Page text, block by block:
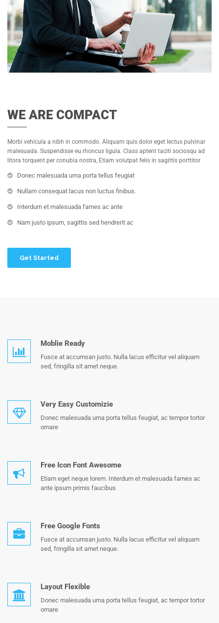
WE ARE COMPACT
Morbi vehicula a nibh in commodo. Aliquam quis dolor eget lectus pulvinar
malesuada. Suspendisse eu rhoncus ligula. Class aptent taciti sociosqu ad
litora torquent per conubia nostra, Etiam volutpat felis in sagittis porttitor
Donec malesuada urna porta tellus feugiat
Nullam consequat lacus non luctus finibus.
Interdum et malesuada fames ac ante
Nam justo ipsum, sagittis sed hendrerit ac
Get Started
Moblie Ready
Fusce at accumsan justo. Nulla lacus efficitur vel aliquam
sed, fringilla sit amet neque.
Very Easy Customizie
Donec malesuada urna porta tellus feugiat, ac tempor tortor
ornare
Free Icon Font Awesome
Etiam eget neque lorem. Interdum et malesuada fames ac
ante ipsum primis faucibus
Free Google Fonts
Fusce at accumsan justo. Nulla lacus efficitur vel aliquam
sed, fringilla sit amet neque.
Layout Flexible
Donec malesuada urna porta tellus feugiat, ac tempor tortor
ornare